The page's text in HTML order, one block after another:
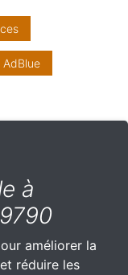
AdBlue
à
améliorer la
réduire les